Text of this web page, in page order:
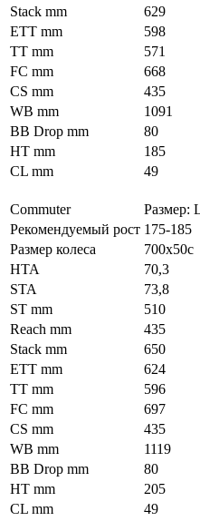
Stack mm
629
ETT mm
598
TT mm
571
FC mm
668
CS mm
435
WB mm
1091
BB Drop mm
80
HT mm
185
CL mm
49
Commuter
Размер:
Рекомендуемый рост 175-185
Размер колеса
700x50c
HTA
70,3
STA
73,8
ST mm
510
Reach mm
435
Stack mm
650
ETT mm
624
TT mm
596
FC mm
697
CS mm
435
WB mm
1119
BB Drop mm
80
HT mm
205
CL mm
49